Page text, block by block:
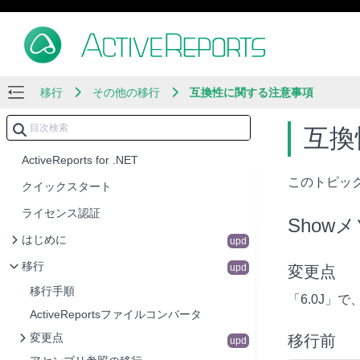
移行 その他の移行 互換性に関する注意事項
ActiveReports for .NET
クイックスタート
ライセンス認証
はじめに upd
移行 upd
移行手順
ActiveReportsファイルコンバータ
変更点
upd
互
このトピッ
Show
変更点
「6.0J」で
移行前